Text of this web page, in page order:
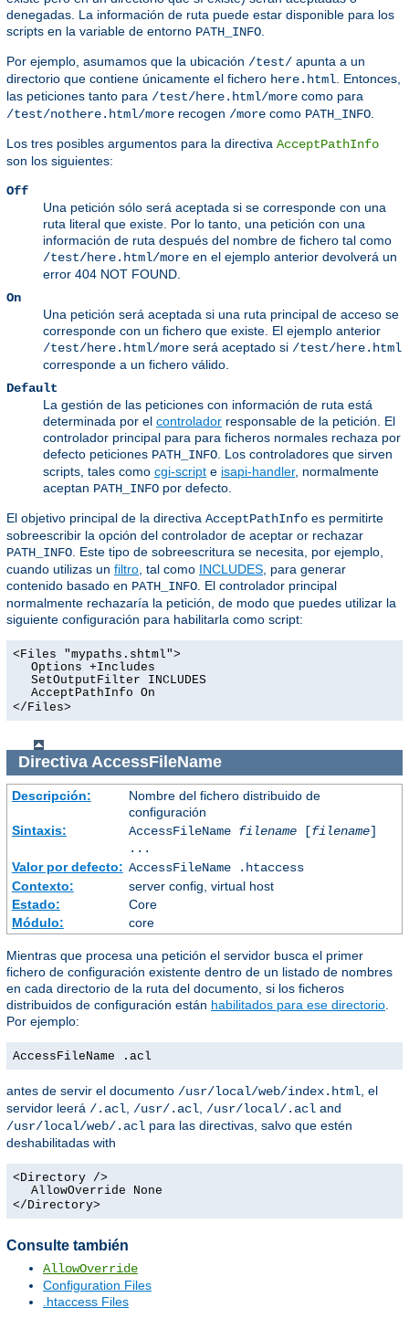
denegadas. La información de ruta puede estar disponible para los
scripts en la variable de entorno PATH_INFO
Por ejemplo, asumamos que la ubicación /test/ apunta a un
directorio que contiene únicamente el fichero here.html . Entonces,
las peticiones tanto para /test/here.html/more como para
/test/nothere.html/more recogen /more como PATH_INFO
Los tres posibles argumentos para la directiva AcceptPathInfo
son los siguientes:
Off
Una petición sólo será aceptada si se corresponde con una
ruta literal que existe. Por lo tanto, una petición con una
información de ruta después del nombre de fichero tal como
/test/here.html/more en el ejemplo anterior devolverá un
error 404 NOT FOUND.
On
Una petición será aceptada si una ruta principal de acceso se
corresponde con un fichero que existe. El ejemplo anterior
/test/here.html/more será aceptado si /test/here.html
corresponde a un fichero válido.
Default
La gestión de las peticiones con información de ruta está
determinada por el controlador responsable de la petición. El
controlador principal para para ficheros normales rechaza por
defecto peticiones PATH_INFO . Los controladores que sirven
scripts, tales como cgi-script e isapi-handler, normalmente
aceptan PATH_INFO por defecto.
El objetivo principal de la directiva AcceptPathInfo es permitirte
sobreescribir la opción del controlador de aceptar or rechazar
PATH_INFO . Este tipo de sobreescritura se necesita, por ejemplo,
cuando utilizas un filtro , tal como INCLUDES , para generar
contenido basado en PATH_INFO . El controlador principal
normalmente rechazaría la petición, de modo que puedes utilizar la
siguiente configuración para habilitarla como script:
<Files "mypaths.shtml">
Options +Includes
SetOutputFilter INCLUDES
AcceptPathInfo On
</Files>
Directiva AccessFileName
Descripción:
Nombre del fichero distribuido de
configuración
Sintaxis:
AccessFileName filename[filename]
...
Valor por defecto: AccessFileName .htaccess
Contexto:
server config, virtual host
Estado:
Core
Módulo:
core
Mientras que procesa una petición el servidor busca el primer
fichero de configuración existente dentro de un listado de nombres
en cada directorio de la ruta del documento, si los ficheros
distribuidos de configuración están habilitados para ese directorio
Por ejemplo:
AccessFileName .acl
antes de servir el documento /usr/local/web/index.html , el
servidor leerá /.acl /usr/.acl /usr/local/.acl and
/usr/local/web/.acl para las directivas, salvo que estén
deshabilitadas with
<Directory />
AllowOverride None
</Directory>
Consulte también
AllowOverride
Configuration Files
.htaccess Files